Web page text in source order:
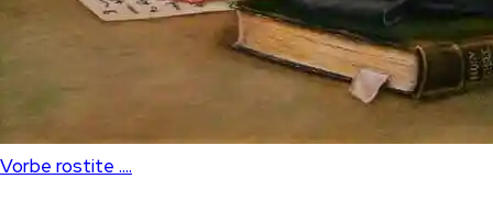
Vorbe rostite ....